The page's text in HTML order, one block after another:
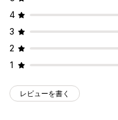
4
3
2
1
レビューを書く